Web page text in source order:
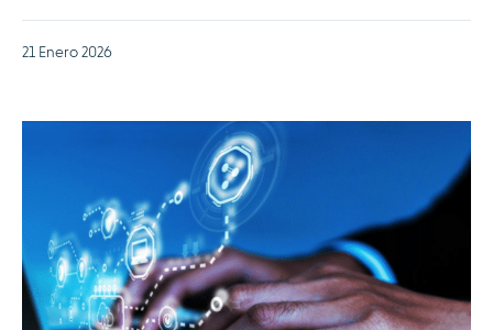
21 Enero 2026